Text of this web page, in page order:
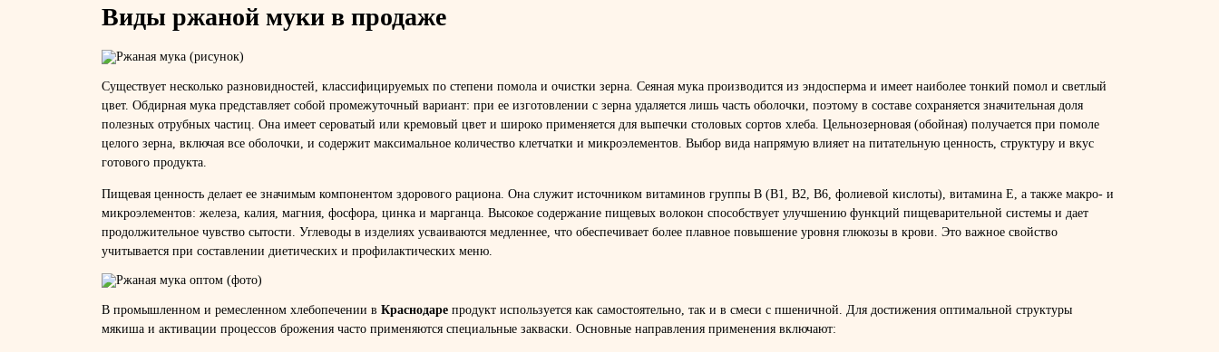
Виды ржаной муки в продаже
Существует несколько разновидностей, классифицируемых по степени помола и очистки зерна. Сеяная мука производится из эндосперма и имеет наиболее тонкий помол и светлый
цвет. Обдирная мука представляет собой промежуточный вариант: при ее изготовлении с зерна удаляется лишь часть оболочки, поэтому в составе сохраняется значительная доля
полезных отрубных частиц. Она имеет сероватый или кремовый цвет и широко применяется для выпечки столовых сортов хлеба. Цельнозерновая (обойная) получается при помоле
целого зерна, включая все оболочки, и содержит максимальное количество клетчатки и микроэлементов. Выбор вида напрямую влияет на питательную ценность, структуру и вкус
готового продукта.
Пищевая ценность делает ее значимым компонентом здорового рациона. Она служит источником витаминов группы B (B1, B2, B6, фолиевой кислоты), витамина E, а также макро- и
микроэлементов: железа, калия, магния, фосфора, цинка и марганца. Высокое содержание пищевых волокон способствует улучшению функций пищеварительной системы и дает
продолжительное чувство сытости. Углеводы в изделиях усваиваются медленнее, что обеспечивает более плавное повышение уровня глюкозы в крови. Это важное свойство
учитывается при составлении диетических и профилактических меню.
В промышленном и ремесленном хлебопечении в Краснодаре продукт используется как самостоятельно, так и в смеси с пшеничной. Для достижения оптимальной структуры
мякиша и активации процессов брожения часто применяются специальные закваски. Основные направления применения включают: